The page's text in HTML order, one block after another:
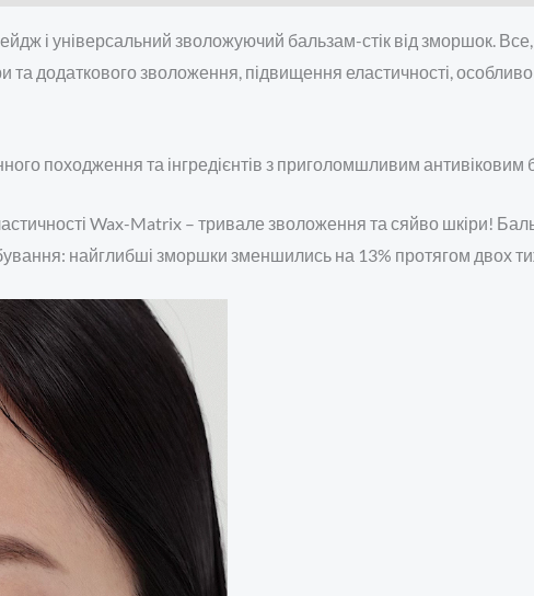
і універсальний зволожуючий бальзам-стік від зморшок.
додаткового зволоження, підвищення еластичності,
походження та інгредієнтів з приголомшливим
Wax-Matrix – тривале зволоження та сяйво шкіри!
найглибші зморшки зменшились на 13% протягом двох